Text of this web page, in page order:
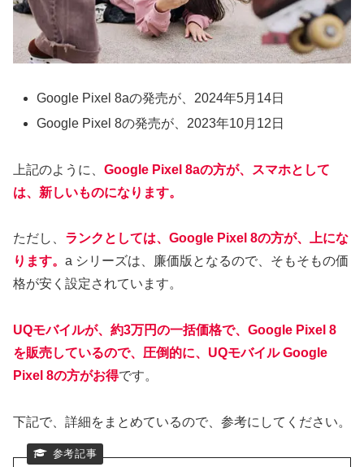
Google Pixel 8aの発売が、2024年5月14日
Google Pixel 8の発売が、2023年10月12日
上記のように、 Google Pixel 8aの方が、スマホとして
は、新しいものになります。
ただし、 ランクとしては、Google Pixel 8の方が、上にな
ります。 a シリーズは、廉価版となるので、そもそもの価
格が安く設定されています。
UQモバイルが、約3万円の一括価格で、Google Pixel 8
を販売しているので、圧倒的に、UQモバイル Google
Pixel 8の方がお得です。
下記で、詳細をまとめているので、参考にしてください。